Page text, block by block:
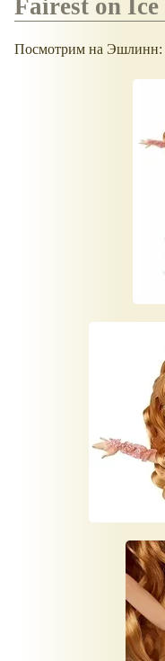
Fairest on Ice
Посмотрим на Эшлинн: